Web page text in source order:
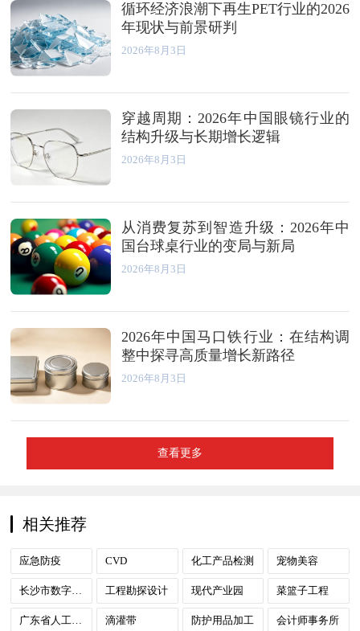
循环经济浪潮下再生PET行业的2026
年现状与前景研判
2026年8月3日
穿越周期：2026年中国眼镜行业的
结构升级与长期增长逻辑
2026年8月3日
从消费复苏到智造升级：2026年中
国台球桌行业的变局与新局
2026年8月3日
2026年中国马口铁行业：在结构调
整中探寻高质量增长新路径
2026年8月3日
查看更多
相关推荐
应急防疫 CVD 化工产品检测 宠物美容
工程勘探设计 现代产业园 菜篮子工程
滴灌带 防护用品加工 会计师事务所